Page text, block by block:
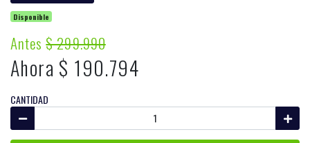
Disponible
Antes$ 299.990
Ahora $ 190.794
CANTIDAD